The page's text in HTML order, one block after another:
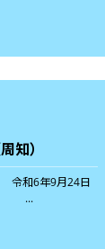
知）
日
...